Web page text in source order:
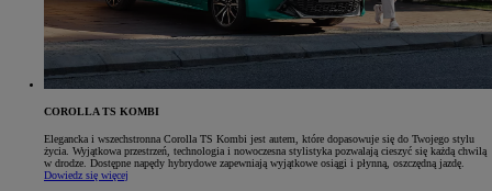
COROLLA TS KOMBI
Elegancka i wszechstronna Corolla TS Kombi jest autem, które dopasowuje się do Twojego stylu
życia. Wyjątkowa przestrzeń, technologia i nowoczesna stylistyka pozwalają cieszyć się każdą chwilą
w drodze. Dostępne napędy hybrydowe zapewniają wyjątkowe osiągi i płynną, oszczędną jazdę.
Dowiedz się więcej